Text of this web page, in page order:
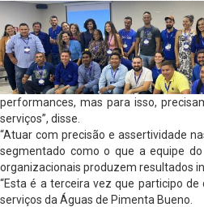
performances, mas para isso,
serviços”, disse.
“Atuar com precisão e assertividade
segmentado como o que a equipe
organizacionais produzem resultados
“Esta é a terceira vez que participo
serviços da Águas de Pimenta Bueno.